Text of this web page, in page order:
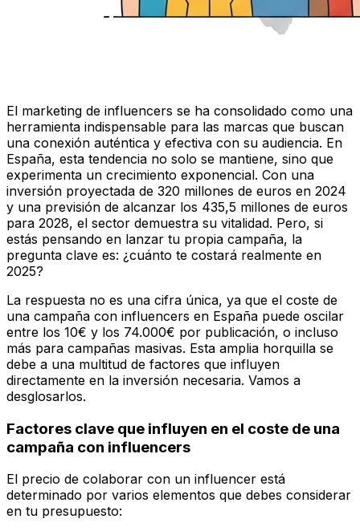
El marketing de influencers se ha consolidado como una
herramienta indispensable para las marcas que buscan
una conexión auténtica y efectiva con su audiencia. En
España, esta tendencia no solo se mantiene, sino que
experimenta un crecimiento exponencial. Con una
inversión proyectada de 320 millones de euros en 2024
y una previsión de alcanzar los 435,5 millones de euros
para 2028, el sector demuestra su vitalidad. Pero, si
estás pensando en lanzar tu propia campaña, la
pregunta clave es: ¿cuánto te costará realmente en
2025?
La respuesta no es una cifra única, ya que el coste de
una campaña con influencers en España puede oscilar
entre los 10€ y los 74.000€ por publicación, o incluso
más para campañas masivas. Esta amplia horquilla se
debe a una multitud de factores que influyen
directamente en la inversión necesaria. Vamos a
desglosarlos.
Factores clave que influyen en el coste de una
campaña con influencers
El precio de colaborar con un influencer está
determinado por varios elementos que debes considerar
en tu presupuesto: